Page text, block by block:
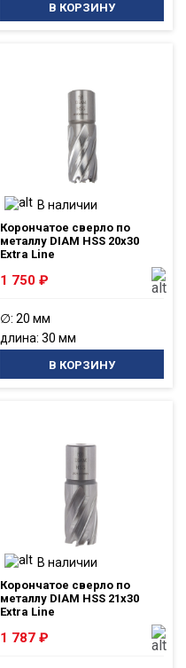
В КОРЗИНУ
В наличии
Корончатое сверло по
металлу DIAM HSS 20x30
Extra Line
1 750₽
∅: 20 мм
длина: 30 мм
В КОРЗИНУ
В наличии
Корончатое сверло по
металлу DIAM HSS 21x30
Extra Line
1 787₽